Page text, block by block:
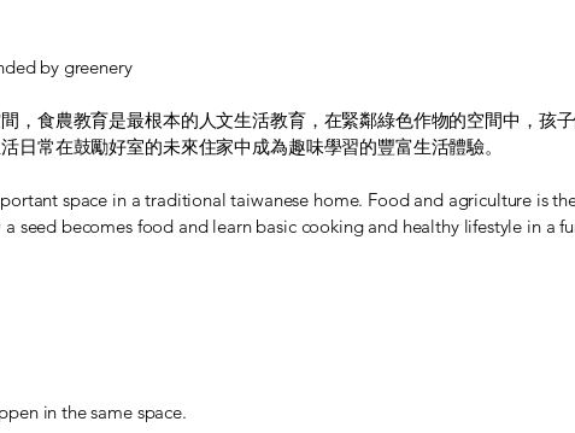
by greenery
，食農教育是最根本的人文生活教育，在緊鄰綠色作物的空間中，孩
日常在鼓勵好室的未來住家中成為趣味學習的豐富生活體驗。
space in a traditional taiwanese home. Food and agriculture is
seed becomes food and learn basic cooking and healthy lifestyle in a
in the same space.